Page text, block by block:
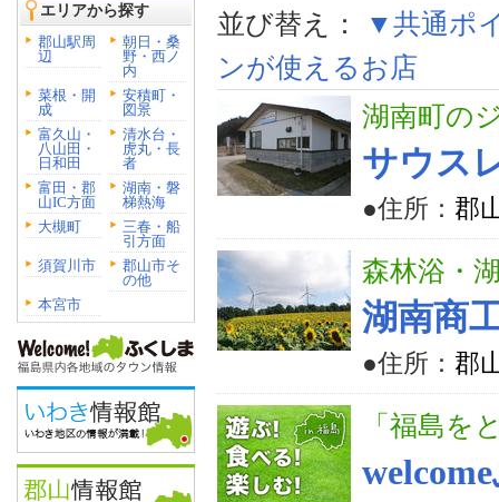
エリアから探す
郡山駅周
辺
朝日・桑
野・西ノ
内
菜根・開
成
安積町・
図景
富久山・
八山田・
日和田
清水台・
虎丸・長
者
富田・郡
山IC方面
湖南・磐
梯熱海
大槻町
三春・船
引方面
須賀川市
郡山市そ
の他
本宮市
並び替え：
▼共通ポ
ンが使えるお店
湖南町の
サウス
●住所： 郡
森林浴・
湖南商
●住所： 郡
「福島を